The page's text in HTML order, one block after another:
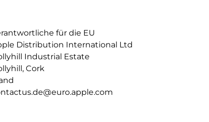
und drei­dimensionalen Sound. Der Adaptive EQ
Ohren an. So bekommst du brillante, saubere Höhen und
Klarheit.
Sound
Aktive Geräusch­unter­drückung entfernt doppelt so viele
wirst du durch nichts gestört, wenn du dir auf dem Weg
wenn du dich konzen­trieren musst. Der
für die EU
Distribution International Ltd
Industrial Estate
Cork